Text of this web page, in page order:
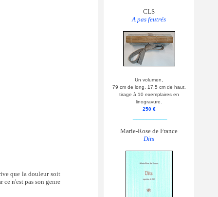
que la douleur soit
n'est pas son genre
CLS
A pas feutrés
Un volumen,
79 cm de long, 17,5 cm de haut.
tirage à 10 exemplaires en
linogravure.
250 €
Marie-Rose de France
Dits